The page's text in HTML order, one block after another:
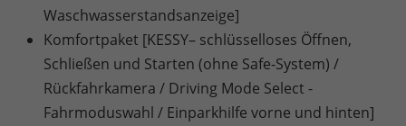
Waschwasserstandsanzeige]
Komfortpaket [KESSY– schlüsselloses Öffnen,
Schließen und Starten (ohne Safe-System) /
Rückfahrkamera / Driving Mode Select -
Fahrmoduswahl / Einparkhilfe vorne und hinten]